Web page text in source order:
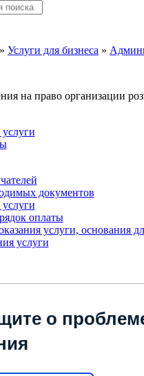
» Услуги для бизнеса »
на право организации
документов
оплаты
услуги, основания
услуги
о